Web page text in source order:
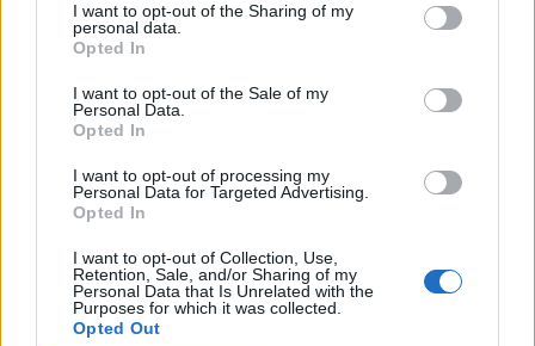
I want to opt-out of the Sharing of my
personal data.
Opted In
I want to opt-out of the Sale of my
Personal Data.
Opted In
I want to opt-out of processing my
Personal Data for Targeted Advertising.
Opted In
I want to opt-out of Collection, Use,
Retention, Sale, and/or Sharing of my
Personal Data that Is Unrelated with the
Purposes for which it was collected.
Opted Out
Azonnali riasztást adtak ki a népszerű magyar
boltlánc termékére: ha te is ilyet vettél,
azonnal hagyd abba a használatát